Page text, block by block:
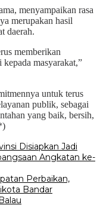
menyampaikan rasa
merupakan hasil
daerah.
memberikan
masyarakat,”
untuk terus
publik, sebagai
yang baik, bersih,
Disiapkan Jadi
Angkatan ke-
Perbaikan,
Bandar